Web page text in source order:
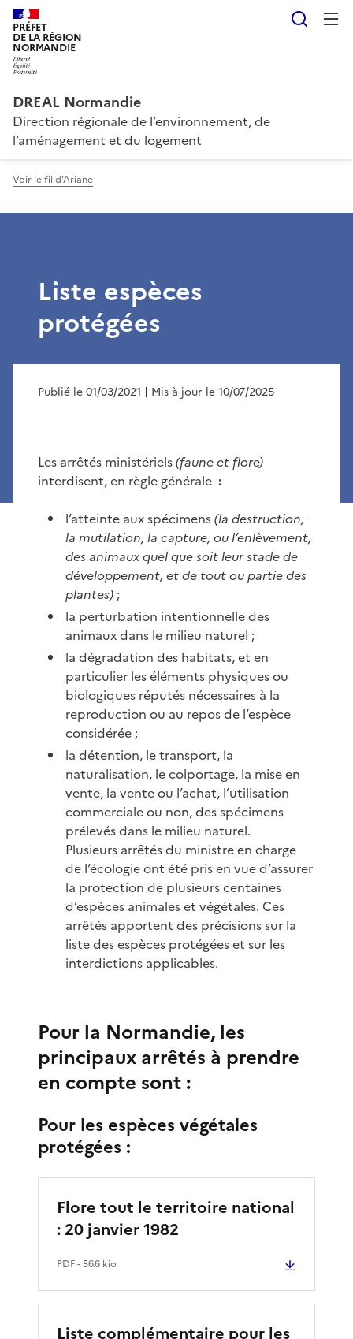
PRÉFET
DE LA RÉGION
NORMANDIE
DREAL Normandie
Direction régionale de l’environnement, de
l’aménagement et du logement
Voir le fil d'Ariane
Liste espèces
protégées
Publié le 01/03/2021 | Mis à jour le 10/07/2025
Les arrêtés ministériels(faune et flore)
interdisent, en règle générale :
l’atteinte aux spécimens(la destruction,
la mutilation, la capture, ou l’enlèvement,
des animaux quel que soit leur stade de
développement, et de tout ou partie des
plantes) ;
la perturbation intentionnelle des
animaux dans le milieu naturel ;
la dégradation des habitats, et en
particulier les éléments physiques ou
biologiques réputés nécessaires à la
reproduction ou au repos de l’espèce
considérée ;
la détention, le transport, la
naturalisation, le colportage, la mise en
vente, la vente ou l’achat, l’utilisation
commerciale ou non, des spécimens
prélevés dans le milieu naturel.
Plusieurs arrêtés du ministre en charge
de l’écologie ont été pris en vue d’assurer
la protection de plusieurs centaines
d’espèces animales et végétales. Ces
arrêtés apportent des précisions sur la
liste des espèces protégées et sur les
interdictions applicables.
Pour la Normandie, les
principaux arrêtés à prendre
en compte sont :
Pour les espèces végétales
protégées :
Flore tout le territoire national
: 20 janvier 1982
PDF- 56.6 kio
Liste complémentaire pour les